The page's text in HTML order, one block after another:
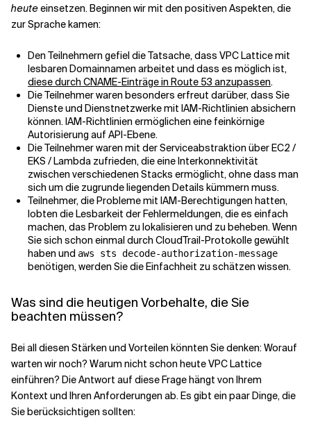
heuteeinsetzen. Beginnen wir mit den positiven Aspekten, die
zur Sprache kamen:
Den Teilnehmern gefiel die Tatsache, dass VPC Lattice mit
lesbaren Domainnamen arbeitet und dass es möglich ist,
diese durch CNAME-Einträge in Route 53 anzupassen.
Die Teilnehmer waren besonders erfreut darüber, dass Sie
Dienste und Dienstnetzwerke mit IAM-Richtlinien absichern
können. IAM-Richtlinien ermöglichen eine feinkörnige
Autorisierung auf API-Ebene.
Die Teilnehmer waren mit der Serviceabstraktion über EC2 /
EKS / Lambda zufrieden, die eine Interkonnektivität
zwischen verschiedenen Stacks ermöglicht, ohne dass man
sich um die zugrunde liegenden Details kümmern muss.
Teilnehmer, die Probleme mit IAM-Berechtigungen hatten,
lobten die Lesbarkeit der Fehlermeldungen, die es einfach
machen, das Problem zu lokalisieren und zu beheben. Wenn
Sie sich schon einmal durch CloudTrail-Protokolle gewühlt
haben und aws sts decode-authorization-message
benötigen, werden Sie die Einfachheit zu schätzen wissen.
Was sind die heutigen Vorbehalte, die Sie
beachten müssen?
Bei all diesen Stärken und Vorteilen könnten Sie denken: Worauf
warten wir noch? Warum nicht schon heute VPC Lattice
einführen? Die Antwort auf diese Frage hängt von Ihrem
Kontext und Ihren Anforderungen ab. Es gibt ein paar Dinge, die
Sie berücksichtigen sollten: